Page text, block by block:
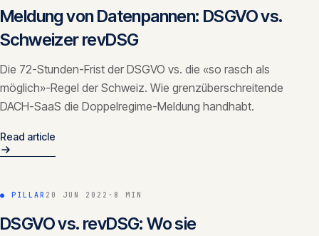
Meldung von Datenpannen: DSGVO vs.
Schweizer revDSG
Die 72-Stunden-Frist der DSGVO vs. die «so rasch als
möglich»-Regel der Schweiz. Wie grenzüberschreitende
DACH-SaaS die Doppelregime-Meldung handhabt.
Read article
● PILLAR 20 JUN 2022 · 8 MIN
DSGVO vs. revDSG: Wo sie